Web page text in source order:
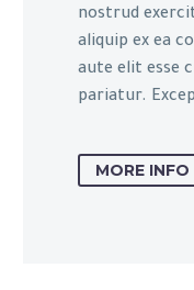
nostrud
aliquip ex ea
aute elit esse
pariatur.
MORE INFO